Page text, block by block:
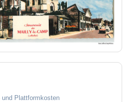
und Plattformkosten